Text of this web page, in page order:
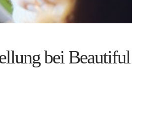
bei Beautiful